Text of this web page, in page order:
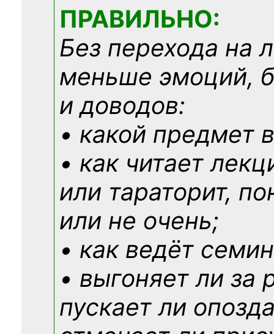
ПРАВИЛЬНО:
Без перехода на
меньше эмоций,
и доводов:
• какой предмет
• как читает
или тараторит,
или не очень;
• как ведёт
• выгоняет ли за
пускает ли